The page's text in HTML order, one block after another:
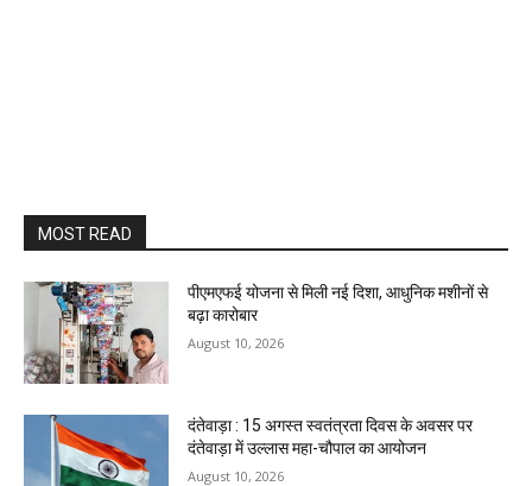
MOST READ
पीएमएफई योजना से मिली नई दिशा, आधुनिक मशीनों से
बढ़ा कारोबार
August 10, 2026
दंतेवाड़ा : 15 अगस्त स्वतंत्रता दिवस के अवसर पर
दंतेवाड़ा में उल्लास महा-चौपाल का आयोजन
August 10, 2026